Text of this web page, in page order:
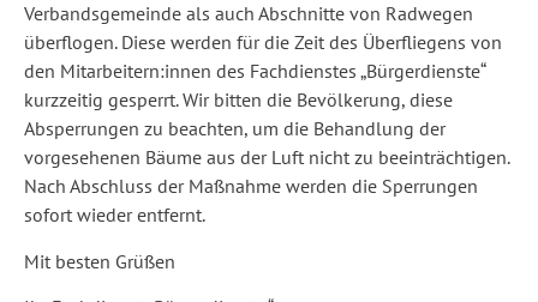
Verbandsgemeinde als auch Abschnitte von Radwegen
überflogen. Diese werden für die Zeit des Überfliegens von
den Mitarbeitern:innen des Fachdienstes „Bürgerdienste“
kurzzeitig gesperrt. Wir bitten die Bevölkerung, diese
Absperrungen zu beachten, um die Behandlung der
vorgesehenen Bäume aus der Luft nicht zu beeinträchtigen.
Nach Abschluss der Maßnahme werden die Sperrungen
sofort wieder entfernt.
Mit besten Grüßen